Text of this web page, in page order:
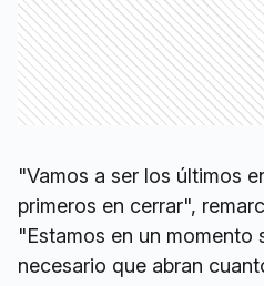
"Vamos a ser los últimos
primeros en cerrar",
"Estamos en un momento
necesario que abran